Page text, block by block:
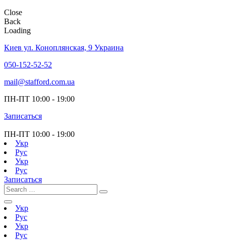
Close
Back
Loading
Киев ул. Коноплянская, 9 Украина
050-152-52-52
mail@stafford.com.ua
ПН-ПТ 10:00 - 19:00
Записаться
ПН-ПТ 10:00 - 19:00
Укр
Рус
Укр
Рус
Записаться
Укр
Рус
Укр
Рус